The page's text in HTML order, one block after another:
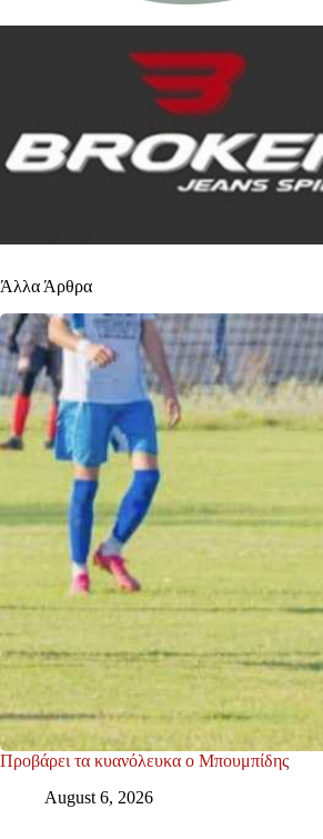
Άλλα Άρθρα
Προβάρει τα κυανόλευκα ο Μπουμπίδης
August 6, 2026